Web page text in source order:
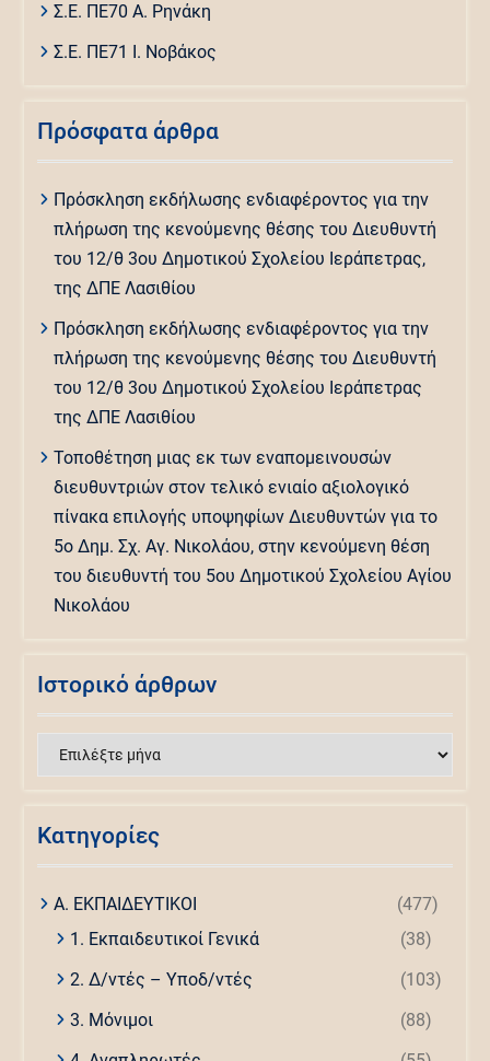
Σ.Ε. ΠΕ70 Α. Ρηνάκη
Σ.Ε. ΠΕ71 Ι. Νοβάκος
Πρόσφατα άρθρα
Πρόσκληση εκδήλωσης ενδιαφέροντος για την
πλήρωση της κενούμενης θέσης του Διευθυντή
του 12/θ 3ου Δημοτικού Σχολείου Ιεράπετρας,
της ΔΠΕ Λασιθίου
Πρόσκληση εκδήλωσης ενδιαφέροντος για την
πλήρωση της κενούμενης θέσης του Διευθυντή
του 12/θ 3ου Δημοτικού Σχολείου Ιεράπετρας
της ΔΠΕ Λασιθίου
Τοποθέτηση μιας εκ των εναπομεινουσών
διευθυντριών στον τελικό ενιαίο αξιολογικό
πίνακα επιλογής υποψηφίων Διευθυντών για το
5ο Δημ. Σχ. Αγ. Νικολάου, στην κενούμενη θέση
του διευθυντή του 5ου Δημοτικού Σχολείου Αγίου
Νικολάου
Ιστορικό άρθρων
Ιστορικό
άρθρων
Kατηγορίες
Α. ΕΚΠΑΙΔΕΥΤΙΚΟΙ
(477)
1. Εκπαιδευτικοί Γενικά
(38)
2. Δ/ντές – Υποδ/ντές
(103)
3. Μόνιμοι
(88)